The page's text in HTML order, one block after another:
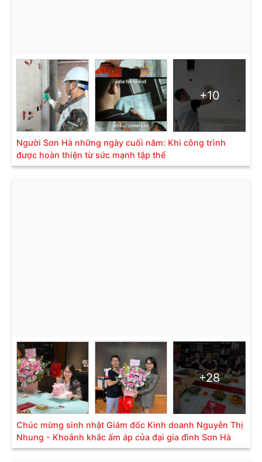
+10
Người Sơn Hà những ngày cuối năm: Khi công trình
được hoàn thiện từ sức mạnh tập thể
+28
Chúc mừng sinh nhật Giám đốc Kinh doanh Nguyễn Thị
Nhung - Khoảnh khắc ấm áp của đại gia đình Sơn Hà